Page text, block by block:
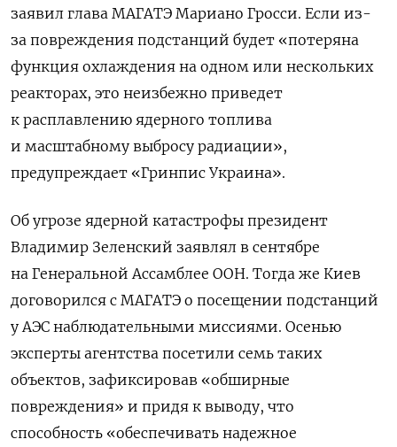
заявил глава МАГАТЭ Мариано Гросси. Если из-
за повреждения подстанций будет «потеряна
функция охлаждения на одном или нескольких
реакторах, это неизбежно приведет
к расплавлению ядерного топлива
и масштабному выбросу радиации»,
предупреждает «Гринпис Украина».
Об угрозе ядерной катастрофы президент
Владимир Зеленский заявлял в сентябре
на Генеральной Ассамблее ООН. Тогда же Киев
договорился с МАГАТЭ о посещении подстанций
у АЭС наблюдательными миссиями. Осенью
эксперты агентства посетили семь таких
объектов, зафиксировав «обширные
повреждения» и придя к выводу, что
способность «обеспечивать надежное